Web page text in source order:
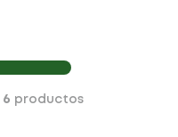
6 productos